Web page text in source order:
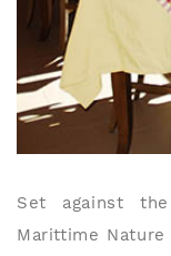
Set against
Marittime